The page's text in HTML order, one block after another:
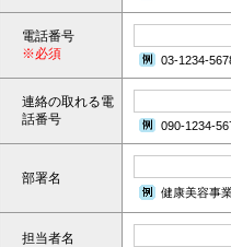
電話番号
※必須
03-1234-
連絡の取れる電
話番号
090-1234-
部署名
健康美容事
担当者名